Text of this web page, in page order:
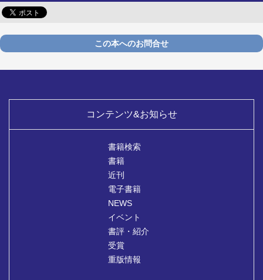
この本へのお問合せ
コンテンツ&お知らせ
書籍検索
書籍
近刊
電子書籍
NEWS
イベント
書評・紹介
受賞
重版情報